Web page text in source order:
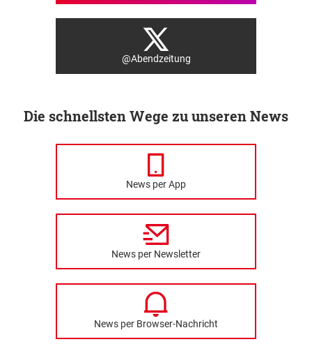
@Abendzeitung
Die schnellsten Wege zu unseren News
News per App
News per Newsletter
News per Browser-Nachricht